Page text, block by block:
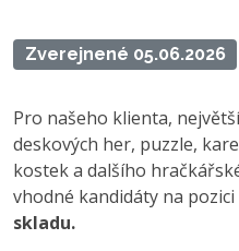
Zverejnené 05.06.2026
Pro našeho klienta,
deskových her, puzzle,
kostek a dalšího
vhodné kandidáty na pozici
skladu.